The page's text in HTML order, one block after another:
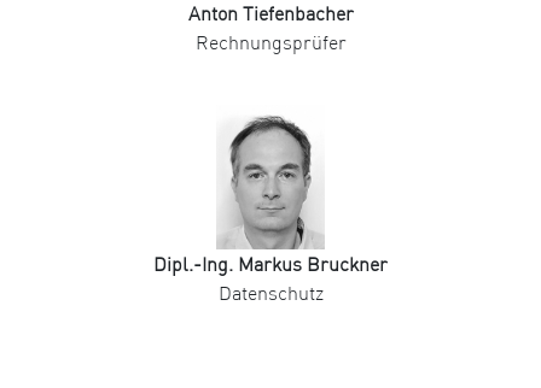
Anton Tiefenbacher
Rechnungsprüfer
Dipl.-Ing. Markus Bruckner
Datenschutz